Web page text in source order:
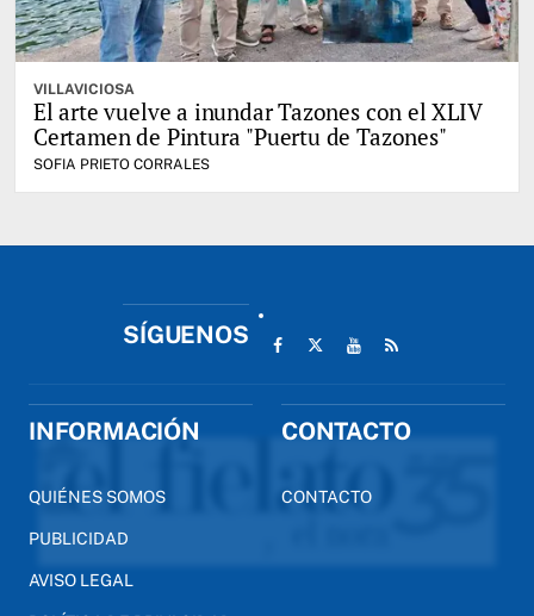
VILLAVICIOSA
El arte vuelve a inundar Tazones con el XLIV
Certamen de Pintura "Puertu de Tazones"
SOFIA PRIETO CORRALES
SÍGUENOS
INFORMACIÓN
QUIÉNES SOMOS
PUBLICIDAD
AVISO LEGAL
CONTACTO
CONTACTO